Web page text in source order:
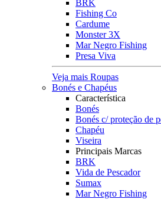
BRK
Fishing Co
Cardume
Monster 3X
Mar Negro Fishing
Presa Viva
Veja mais Roupas
Bonés e Chapéus
Característica
Bonés
Bonés c/ proteção de
Chapéu
Viseira
Principais Marcas
BRK
Vida de Pescador
Sumax
Mar Negro Fishing